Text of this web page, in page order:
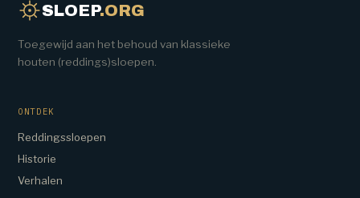
SLOEP.ORG
Toegewijd aan het behoud van klassieke
houten (reddings)sloepen.
ONTDEK
Reddingssloepen
Historie
Verhalen